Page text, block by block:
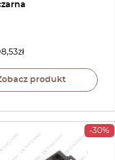
zł
produkt
-30%